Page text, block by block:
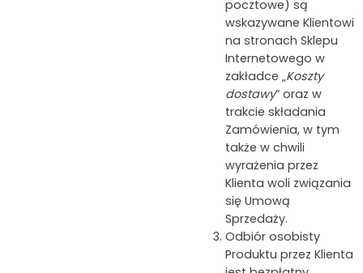
pocztowe) są
wskazywane Klientowi
na stronach Sklepu
Internetowego w
zakładce „Koszty
dostawy” oraz w
trakcie składania
Zamówienia, w tym
także w chwili
wyrażenia przez
Klienta woli związania
się Umową
Sprzedaży.
Odbiór osobisty
Produktu przez Klienta